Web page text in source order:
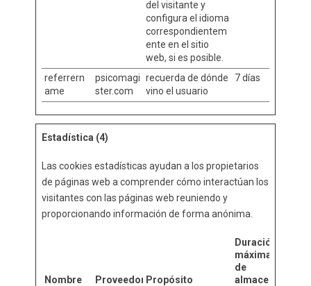
del visitante y
configura el idioma
correspondientem
ente en el sitio
web, si es posible.
referrern
ame
psicomagi
ster.com
recuerda de dónde
vino el usuario
7 días
Estadística (4)
Las cookies estadísticas ayudan a los propietarios
de páginas web a comprender cómo interactúan los
visitantes con las páginas web reuniendo y
proporcionando información de forma anónima.
Nombre Proveedor Propósito
Duración
máxima
de